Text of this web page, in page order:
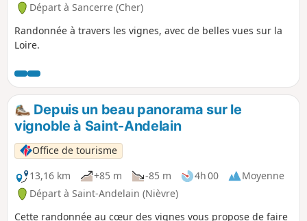
Départ à Sancerre (Cher)
Randonnée à travers les vignes, avec de belles vues sur la
Loire.
Depuis un beau panorama sur le
vignoble à Saint-Andelain
Office de tourisme
13,16 km
+85 m -85 m 4h 00
Moyenne
Départ à Saint-Andelain (Nièvre)
Cette randonnée au cœur des vignes vous propose de faire